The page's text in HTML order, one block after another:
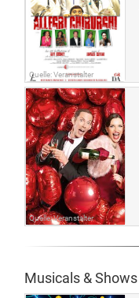
Quelle: Veranstalter
Quelle: Veranstalter
Musicals & Shows